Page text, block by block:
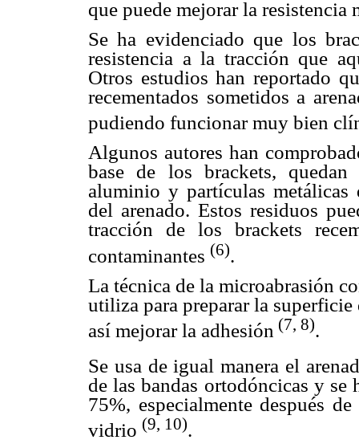
que puede mejorar la resistencia
Se ha evidenciado que los
resistencia a la tracción que
Otros estudios han reportado
recementados sometidos a
pudiendo funcionar muy bien
Algunos autores han
base de los brackets,
aluminio y partículas metálicas
del arenado. Estos residuos
tracción de los brackets
contaminantes (6).
La técnica de la microabrasión
utiliza para preparar la
así mejorar la adhesión (7, 8).
Se usa de igual manera el
de las bandas ortodóncicas y se
75%, especialmente después
vidrio (9, 10).